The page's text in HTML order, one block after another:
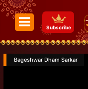
Subscribe
Bageshwar Dham Sarkar